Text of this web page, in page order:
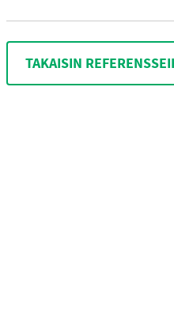
TAKAISIN